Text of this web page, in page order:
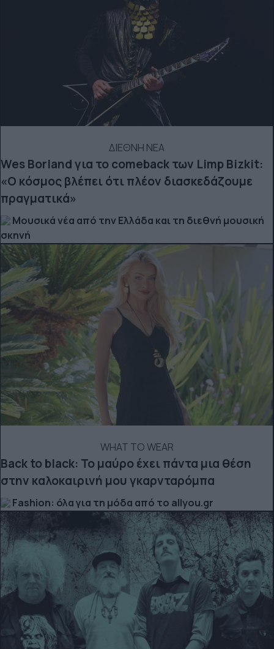
ΔΙΕΘΝΗ ΝΕΑ
Wes Borland για το comeback των Limp Bizkit:
«Ο κόσμος βλέπει ότι πλέον διασκεδάζουμε
πραγματικά»
Μουσικά νέα από την Ελλάδα και τη διεθνή μουσική
σκηνή
WHAT TO WEAR
Back to black: Το μαύρο έχει πάντα μια θέση
στην καλοκαιρινή μου γκαρνταρόμπα
Fashion: όλα για τη μόδα από το allyou.gr